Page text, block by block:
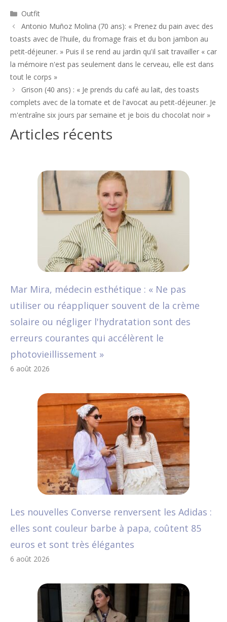
Catégories
Outfit
Navigation
des
Antonio Muñoz Molina (70 ans): « Prenez du pain avec des
toasts avec de l'huile, du fromage frais et du bon jambon au
petit-déjeuner. » Puis il se rend au jardin qu'il sait travailler « car
la mémoire n'est pas seulement dans le cerveau, elle est dans
tout le corps »
Grison (40 ans) : « Je prends du café au lait, des toasts
complets avec de la tomate et de l'avocat au petit-déjeuner. Je
m'entraîne six jours par semaine et je bois du chocolat noir »
Articles récents
Mar Mira, médecin esthétique : « Ne pas
utiliser ou réappliquer souvent de la crème
solaire ou négliger l'hydratation sont des
erreurs courantes qui accélèrent le
photovieillissement »
6 août 2026
Les nouvelles Converse renversent les Adidas :
elles sont couleur barbe à papa, coûtent 85
euros et sont très élégantes
6 août 2026